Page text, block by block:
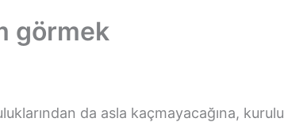
görmek
da asla kaçmayacağına, kurulu